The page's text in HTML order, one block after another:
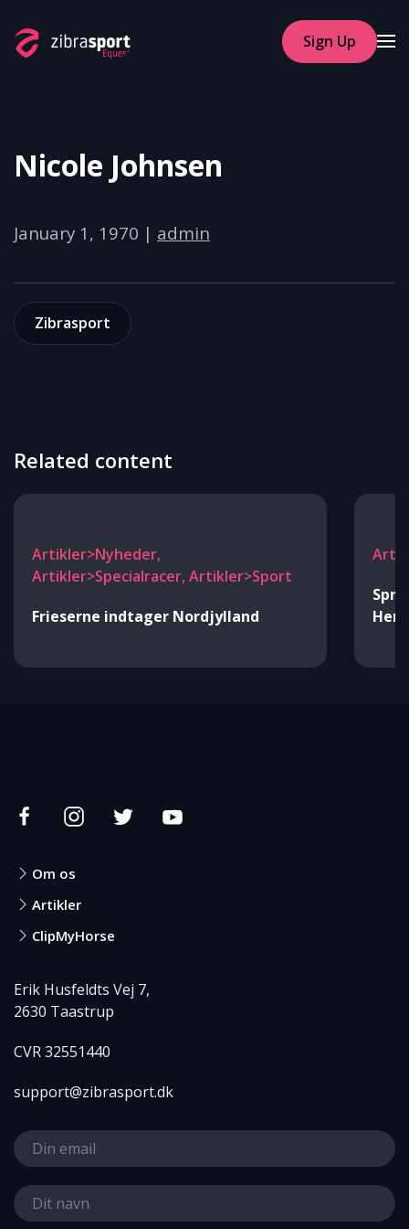
Skip to main content
Sign Up
Nicole Johnsen
January 1, 1970 | admin
Zibrasport
Related content
Artikler>Nyheder,
Artikler>Specialracer, Artikler>Sport
Frieserne indtager Nordjylland
Om os
Artikler
ClipMyHorse
Erik Husfeldts Vej 7,
2630 Taastrup
CVR 32551440
support@zibrasport.dk